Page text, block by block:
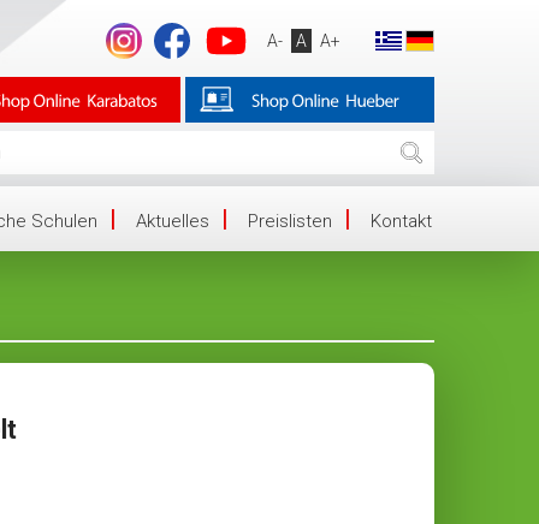
A- A A+
Schulen Aktuelles Preislisten Kontakt